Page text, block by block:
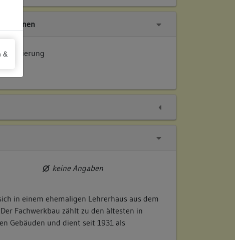
& Datierung
keine Angaben
in einem ehemaligen Lehrerhaus aus dem
Fachwerkbau zählt zu den ältesten in
Gebäuden und dient seit 1931 als